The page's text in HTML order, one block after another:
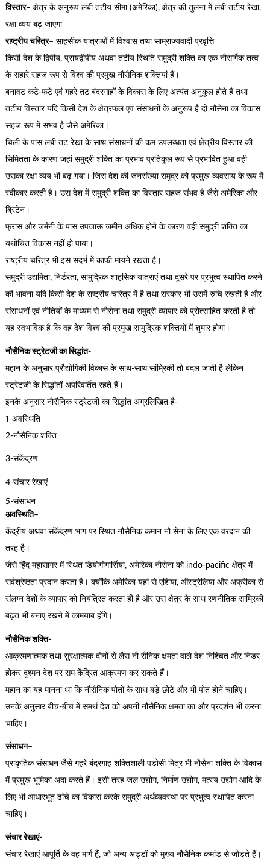
विस्तार– क्षेत्र के अनुरूप लंबी तटीय सीमा (अमेरिका), क्षेत्र की तुलना में लंबी तटीय रेखा,
रक्षा व्यय बढ़ जाएगा
राष्ट्रीय चरित्र– साहसीक यात्राओं में विश्वास तथा साम्राज्यवादी प्रवृत्ति
किसी देश के द्विपीय, प्रायद्वीपीय अथवा तटीय स्थिति समुद्री शक्ति का एक नौसर्गिक तत्व
के सहारे सहज रूप से विश्व की प्रमुख नौसैनिक शक्तियां हैं।
बनावट कटे-फटे एवं गहरे तट बंदरगाहों के विकास के लिए अत्यंत अनुकूल होते हैं तथा
तटीय विस्तार यदि किसी देश के क्षेत्रफल एवं संसाधनों के अनुरूप है दो नौसेना का विकास
सहज रूप में संभव है जैसे अमेरिका।
चिली के पास लंबी तट रेखा के साथ संसाधनों की कम उपलब्धता एवं क्षेत्रीय विस्तार की
सिमितता के कारण जहां समुद्री शक्ति का प्रभाव प्रतिकूल रूप से प्रभावित हुआ वही
उसका रक्षा व्यय भी बढ़ गया। जिस देश की जनसंख्या समुद्र को प्रमुख व्यवसाय के रूप में
स्वीकार करती है। उस देश में समुद्री शक्ति का विस्तार सहज संभव है जैसे अमेरिका और
ब्रिटेन।
फ्रांस और जर्मनी के पास उपजाऊ जमीन अधिक होने के कारण वही समुद्री शक्ति का
यथोचित विकास नहीं हो पाया।
राष्ट्रीय चरित्र भी इस संदर्भ में काफी मायने रखता है।
समुद्री उद्यमिता, निर्डरता, सामुद्रिक शाहसिक यात्राएं तथा दूसरे पर प्रभुत्व स्थापित करने
की भावना यदि किसी देश के राष्ट्रीय चरित्र में है तथा सरकार भी उसमें रुचि रखती है और
संसाधनों एवं नीतियों के माध्यम से नौसेना तथा समुद्री व्यापार को प्रोत्साहित करती है तो
यह स्वभाविक है कि वह देश विश्व की प्रमुख सामुद्रिक शक्तियों में शुमार होगा।
नौसैनिक स्ट्रेटजी का सिद्धांत-
महान के अनुसार प्रौद्योगिकी विकास के साथ-साथ सांम्रिकी तो बदल जाती है लेकिन
स्ट्रेटजी के सिद्धांतों अपरिवर्तित रहते हैं।
इनके अनुसार नौसैनिक स्ट्रेटजी का सिद्धांत अग्रलिखित है-
1-अवस्थिति
2-नौसैनिक शक्ति
3-संकेंद्रण
4-संचार रेखाएं
5-संसाधन
अवस्थिति–
केंद्रीय अथवा संकेंद्रण भाग पर स्थित नौसैनिक कमान नौ सेना के लिए एक वरदान की
तरह है।
जैसे हिंद महासागर में स्थित डियोगोगार्सिया, अमेरिका नौसेना को indo-pacific क्षेत्र में
सर्वश्रेष्ठता प्रदान करता है। क्योंकि अमेरिका यहां से एशिया, ऑस्ट्रेलिया और अफ्रीका से
संलग्न देशों के व्यापार को नियंत्रित करता ही है और उस क्षेत्र के साथ रणनीतिक साम्रिकी
बढ़त भी बनाए रखने में कामयाब होंगे।
नौसैनिक शक्ति-
आक्रमणात्मक तथा सुरक्षात्मक दोनों से लैस नौ सैनिक क्षमता वाले देश निश्चित और निडर
होकर दुश्मन देश पर सम केंद्रित आक्रमण कर सकते हैं।
महान का यह मानना था कि नौसैनिक पोतों के साथ बड़े छोटे और भी पोत होने चाहिए।
उनके अनुसार बीच-बीच में समर्थ देश को अपनी नौसैनिक क्षमता का और प्रदर्शन भी करना
चाहिए।
संसाधन–
प्राकृतिक संसाधन जैसे गहरे बंदरगाह शक्तिशाली पड़ोसी मित्र भी नौसेना शक्ति के विकास
में प्रमुख भूमिका अदा करते हैं। इसी तरह जल उद्योग, निर्माण उद्योग, मत्स्य उद्योग आदि के
लिए भी आधारभूत ढांचे का विकास करके समुद्री अर्थव्यवस्था पर प्रभुत्व स्थापित करना
चाहिए।
संचार रेखाएं-
संचार रेखाएं आपूर्ति के वह मार्ग हैं, जो अन्य अड्डों को मुख्य नौसैनिक कमांड से जोड़ते हैं।